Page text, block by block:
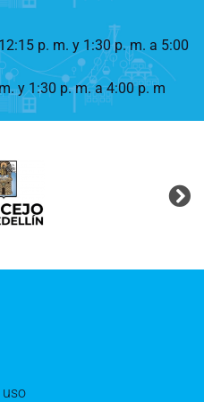
p. m. y 1:30 p. m. a 5:00
y 1:30 p. m. a 4:00 p. m